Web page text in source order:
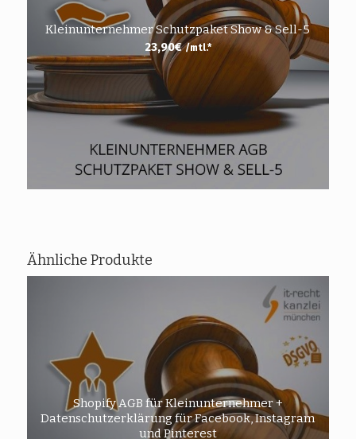
Kleinunternehmer Schutzpaket Show & Sell-5
23,90€ /mtl.*
Ähnliche Produkte
Shopify AGB für Kleinunternehmer +
Datenschutzerklärung für Facebook, Instagram
und Pinterest